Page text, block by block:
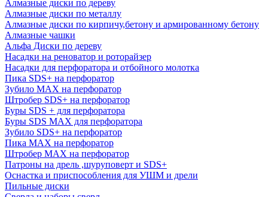
Алмазные диски по дереву
Алмазные диски по металлу
Алмазные диски по кирпичу,бетону и армированному бетону
Алмазные чашки
Альфа Диски по дереву
Насадки на реноватор и роторайзер
Насадки для перфоратора и отбойного молотка
Пика SDS+ на перфоратор
Зубило MAX на перфоратор
Штробер SDS+ на перфоратор
Буры SDS + для перфоратора
Буры SDS MAX для перфоратора
Зубило SDS+ на перфоратор
Пика MAX на перфоратор
Штробер MAX на перфоратор
Патроны на дрель ,шуруповерт и SDS+
Оснастка и приспособления для УШМ и дрели
Пильные диски